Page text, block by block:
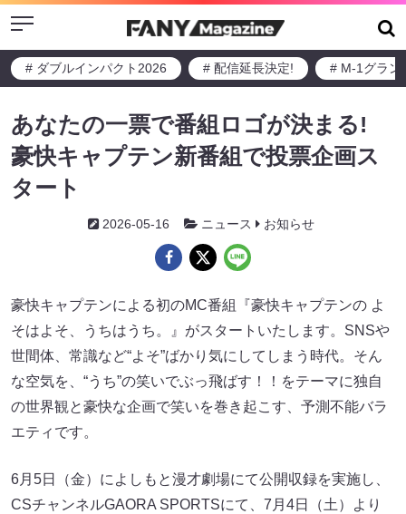
Menu
# ダブルインパクト2026 # 配信延長決定! # M-1グラン
あなたの一票で番組ロゴが決まる!
豪快キャプテン新番組で投票企画ス
タート
2026-05-16 ニュース お知らせ
豪快キャプテンによる初のMC番組『豪快キャプテンの よ
そはよそ、うちはうち。』がスタートいたします。SNSや
世間体、常識など“よそ”ばかり気にしてしまう時代。そん
な空気を、“うち”の笑いでぶっ飛ばす！！をテーマに独自
の世界観と豪快な企画で笑いを巻き起こす、予測不能バラ
エティです。
6月5日（金）によしもと漫才劇場にて公開収録を実施し、
CSチャンネルGAORA SPORTSにて、7月4日（土）より